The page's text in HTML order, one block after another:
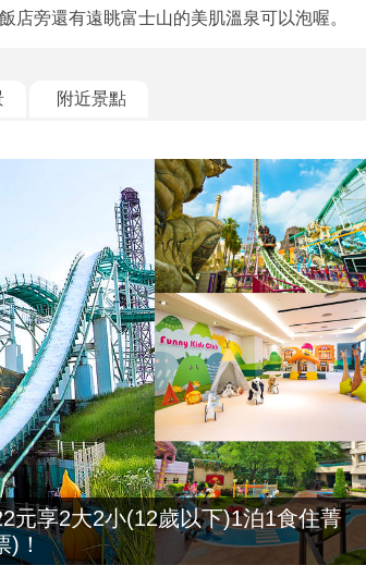
店旁還有遠眺富士山的美肌溫泉可以泡喔。
附近景點
享2大2小(12歲以下)1泊1食住菁
)！